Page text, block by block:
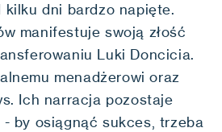
kilku dni bardzo napięte.
manifestuje swoją złość
Luki Doncicia.
menadżerowi oraz
Ich narracja pozostaje
by osiągnąć sukces, trzeba